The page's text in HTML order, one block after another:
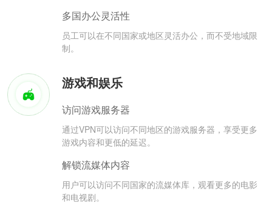
多国办公灵活性
员工可以在不同国家或地区灵活办公，而不受地域限
制。
游戏和娱乐
访问游戏服务器
通过VPN可以访问不同地区的游戏服务器，享受更多
游戏内容和更低的延迟。
解锁流媒体内容
用户可以访问不同国家的流媒体库，观看更多的电影
和电视剧。